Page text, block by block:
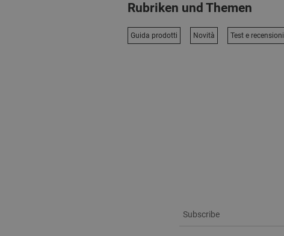
Rubriken und Themen
Guida prodotti Novità Test e recensioni
Subscribe